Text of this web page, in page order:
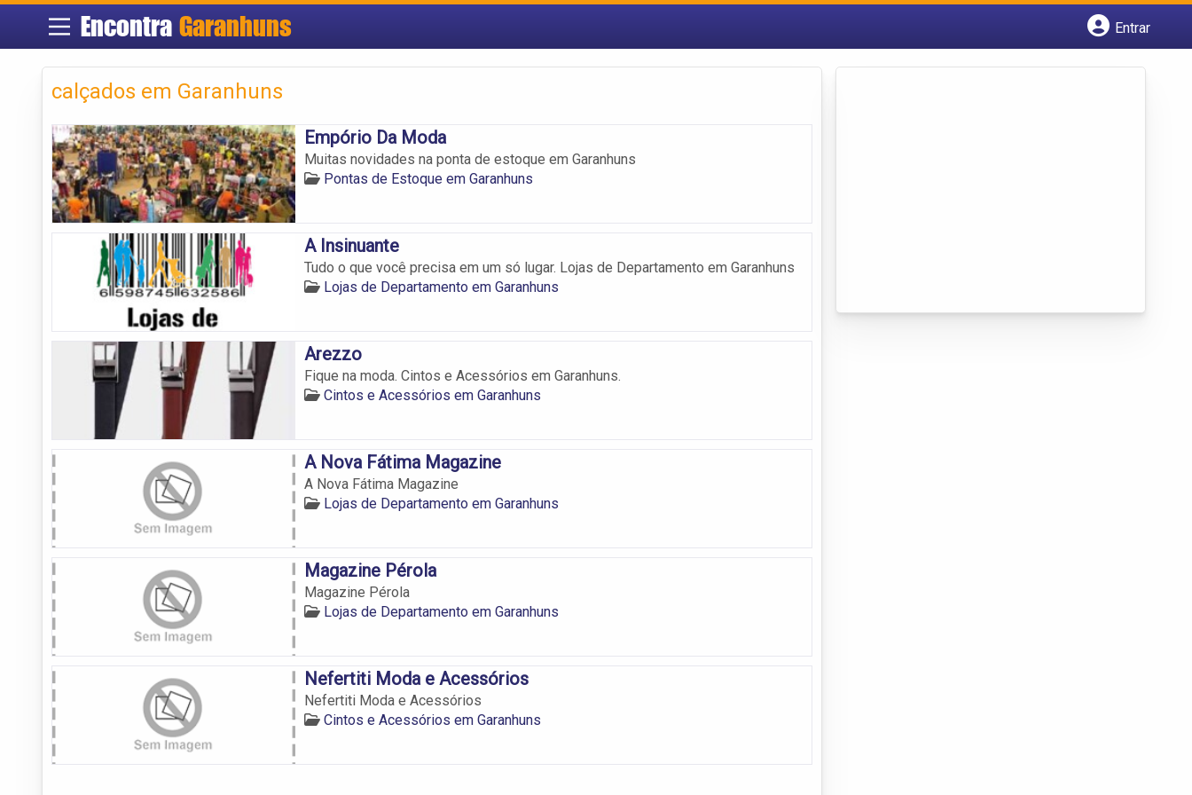
Encontra Garanhuns
Entrar
calçados em Garanhuns
Empório Da Moda
Muitas novidades na ponta de estoque em Garanhuns
Pontas de Estoque em Garanhuns
A Insinuante
Tudo o que você precisa em um só lugar. Lojas de Departamento em Garanhuns
Lojas de Departamento em Garanhuns
Arezzo
Fique na moda. Cintos e Acessórios em Garanhuns.
Cintos e Acessórios em Garanhuns
A Nova Fátima Magazine
A Nova Fátima Magazine
Lojas de Departamento em Garanhuns
Magazine Pérola
Magazine Pérola
Lojas de Departamento em Garanhuns
Nefertiti Moda e Acessórios
Nefertiti Moda e Acessórios
Cintos e Acessórios em Garanhuns